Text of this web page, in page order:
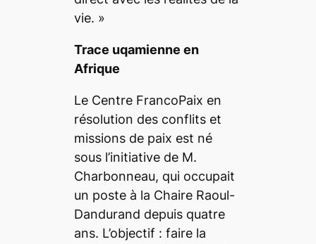
vie. »
Trace uqamienne en
Afrique
Le Centre FrancoPaix en
résolution des conflits et
missions de paix est né
sous l’initiative de M.
Charbonneau, qui occupait
un poste à la Chaire Raoul-
Dandurand depuis quatre
ans. L’objectif : faire la